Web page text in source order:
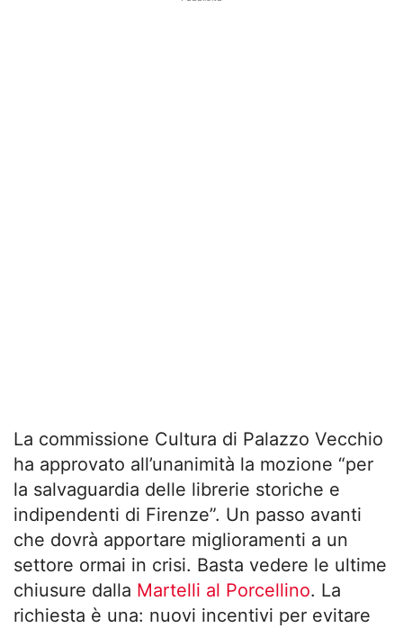
La commissione Cultura di Palazzo Vecchio
ha approvato all’unanimità la mozione “per
la salvaguardia delle librerie storiche e
indipendenti di Firenze”. Un passo avanti
che dovrà apportare miglioramenti a un
settore ormai in crisi. Basta vedere le ultime
chiusure dalla Martelli al Porcellino. La
richiesta è una: nuovi incentivi per evitare